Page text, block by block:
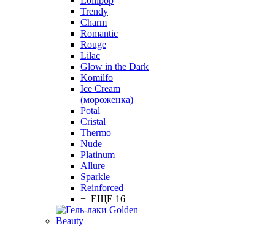
Trendy
Charm
Romantic
Rouge
Lilac
Glow in the Dark
Komilfo
Ice Cream
(мороженка)
Potal
Cristal
Thermo
Nude
Platinum
Allure
Sparkle
Reinforced
+ ЕЩЕ 16